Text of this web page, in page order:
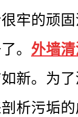
牢的顽
。 外墙
新。为
析污垢